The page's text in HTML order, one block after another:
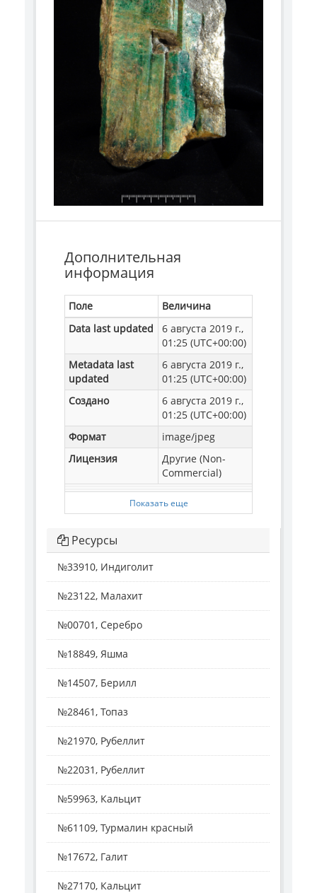
Дополнительная
информация
Поле
Величина
Data last updated
6 августа 2019 г.,
01:25 (UTC+00:00)
Metadata last
updated
6 августа 2019 г.,
01:25 (UTC+00:00)
Создано
6 августа 2019 г.,
01:25 (UTC+00:00)
Формат
image/jpeg
Лицензия
Другие (Non-
Commercial)
Показать еще
Ресурсы
№33910, Индиголит
№23122, Малахит
№00701, Серебро
№18849, Яшма
№14507, Берилл
№28461, Топаз
№21970, Рубеллит
№22031, Рубеллит
№59963, Кальцит
№61109, Турмалин красный
№17672, Галит
№27170, Кальцит